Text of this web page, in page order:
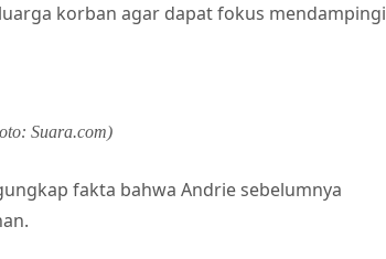
korban agar dapat fokus mendampingi
Suara.com)
fakta bahwa Andrie sebelumnya